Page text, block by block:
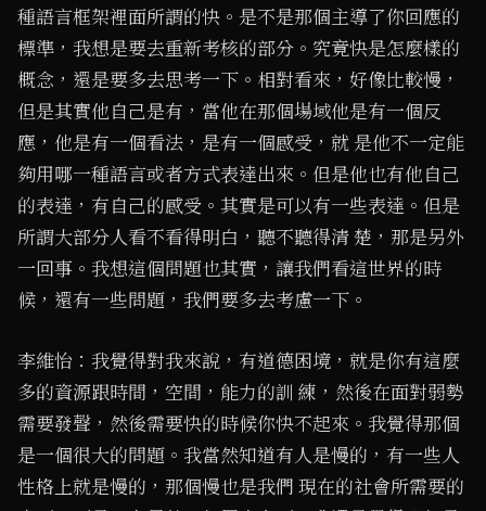
種語言框架裡面所謂的快。是不是那個主導了你回應的
標準，我想是要去重新考核的部分。究竟快是怎麼樣的
概念，還是要多去思考一下。相對看來，好像比較慢，
但是其實他自己是有，當他在那個場域他是有一個反
應，他是有一個看法，是有一個感受，就 是他不一定能
夠用哪一種語言或者方式表達出來。但是他也有他自己
的表達，有自己的感受。其實是可以有一些表達。但是
所謂大部分人看不看得明白，聽不聽得清 楚，那是另外
一回事。我想這個問題也其實，讓我們看這世界的時
候，還有一些問題，我們要多去考慮一下。
李維怡：我覺得對我來說，有道德困境，就是你有這麼
多的資源跟時間，空間，能力的訓 練，然後在面對弱勢
需要發聲，然後需要快的時候你快不起來。我覺得那個
是一個很大的問題。我當然知道有人是慢的，有一些人
性格上就是慢的，那個慢也是我們 現在的社會所需要的